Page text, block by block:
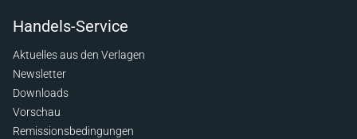
Handels-Service
Aktuelles aus den Verlagen
Newsletter
Downloads
Vorschau
Remissionsbedingungen